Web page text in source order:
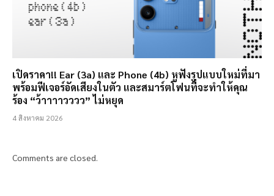
เปิดราคา!! Ear (3a) และ Phone (4b) หูฟังรูปแบบใหม่ที่มา
พร้อมฟีเจอร์อัดเสียงในตัว และสมาร์ตโฟนที่จะทำให้คุณ
ร้อง “ว้าาาาวววว” ไม่หยุด
4 สิงหาคม 2026
Comments are closed.